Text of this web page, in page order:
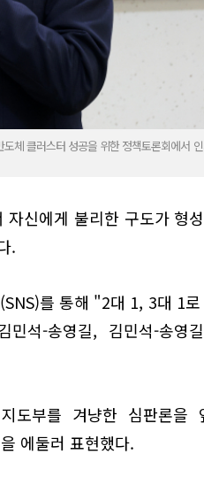
체 클러스터 성공을 위한 정책토론회에서
신에게 불리한 구도가 형
.
를 통해 "2대 1, 3대 1
석-송영길, 김민석-송영길
부를 겨냥한 심판론을
에둘러 표현했다.